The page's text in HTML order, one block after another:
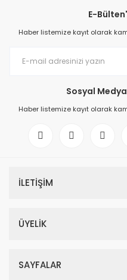
E-
Haber listemize kayıt olarak
Sosyal
Haber listemize kayıt olarak
İLETİŞİM
ÜYELİK
SAYFALAR